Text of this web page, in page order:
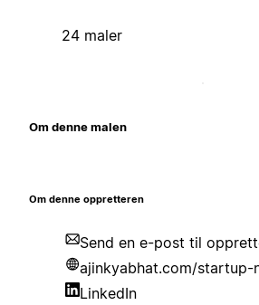
24 maler
Om denne malen
Om denne oppretteren
Send en e-post til
ajinkyabhat.com/startup-
LinkedIn